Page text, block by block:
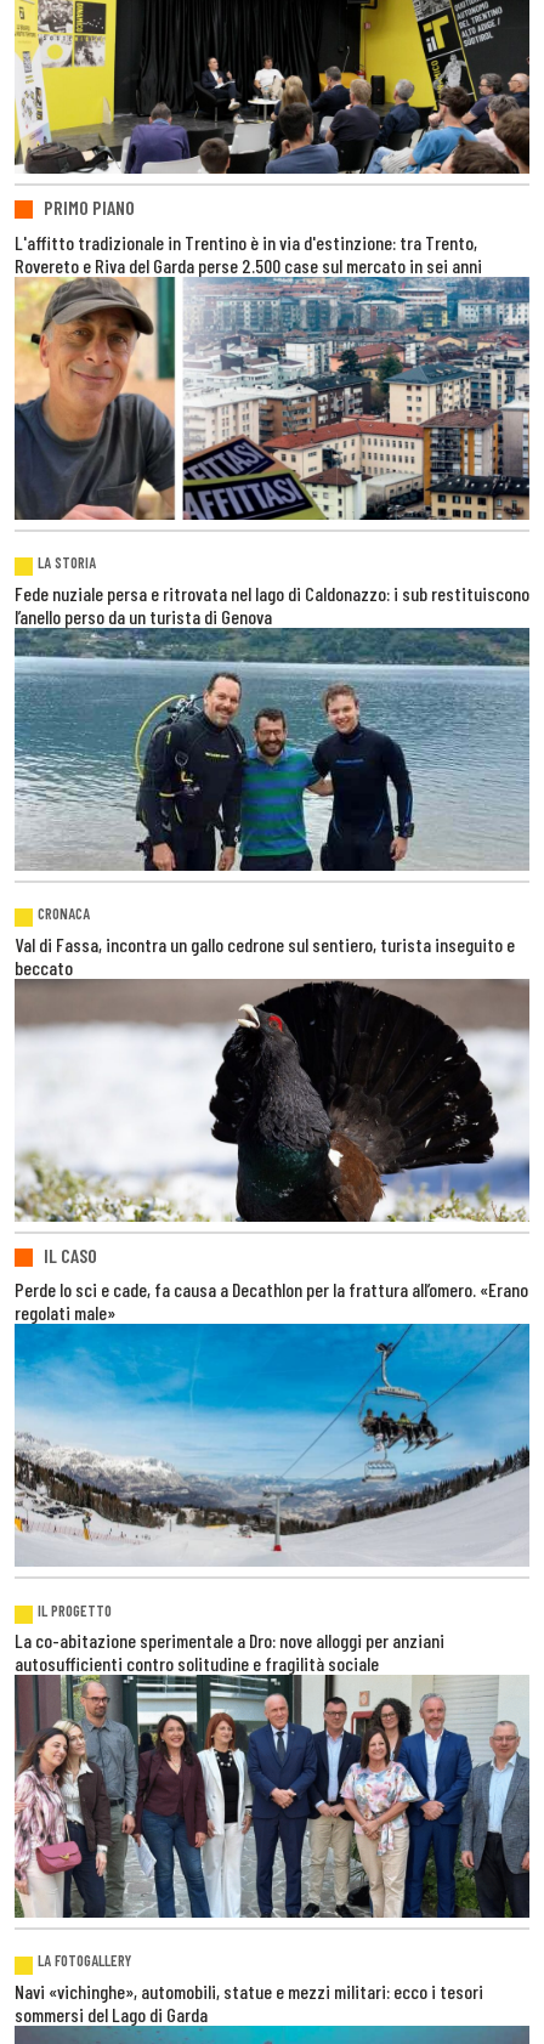
PRIMO PIANO
L'affitto tradizionale in Trentino è in via d'estinzione: tra Trento,
Rovereto e Riva del Garda perse 2.500 case sul mercato in sei anni
LA STORIA
Fede nuziale persa e ritrovata nel lago di Caldonazzo: i sub restituiscono
l’anello perso da un turista di Genova
CRONACA
Val di Fassa, incontra un gallo cedrone sul sentiero, turista inseguito e
beccato
IL CASO
Perde lo sci e cade, fa causa a Decathlon per la frattura all’omero. «Erano
regolati male»
IL PROGETTO
La co-abitazione sperimentale a Dro: nove alloggi per anziani
autosufficienti contro solitudine e fragilità sociale
LA FOTOGALLERY
Navi «vichinghe», automobili, statue e mezzi militari: ecco i tesori
sommersi del Lago di Garda